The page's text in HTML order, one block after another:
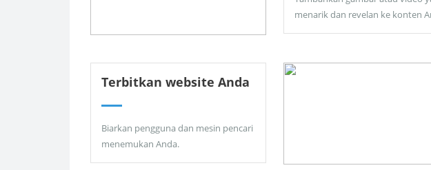
menarik dan revelan ke konten
Terbitkan website Anda
Biarkan pengguna dan mesin pencari
menemukan Anda.